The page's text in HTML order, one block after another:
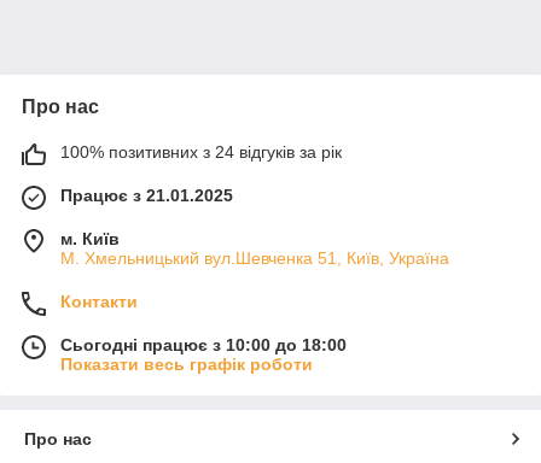
Про нас
100% позитивних з 24 відгуків за рік
Працює з 21.01.2025
м. Київ
М. Хмельницький вул.Шевченка 51, Київ, Україна
Контакти
Сьогодні працює з 10:00 до 18:00
Показати весь графік роботи
Про нас